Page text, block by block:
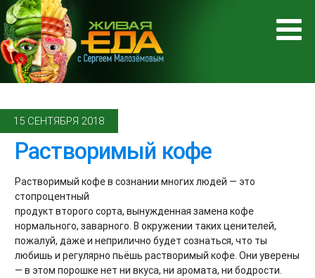
15 СЕНТЯБРЯ 2018
Растворимый кофе
Растворимый кофе в сознании многих людей — это
стопроцентный
продукт второго сорта, вынужденная замена кофе
нормального, заварного. В окружении таких ценителей,
пожалуй, даже и неприлично будет сознаться, что ты
любишь и регулярно пьёшь растворимый кофе. Они уверены
— в этом порошке нет ни вкуса, ни аромата, ни бодрости.